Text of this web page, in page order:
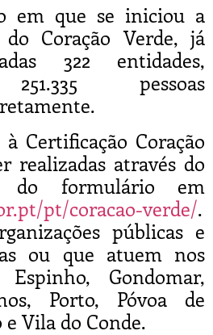
em que se iniciou a
Coração Verde, já
322 entidades,
pessoas
Certificação Coração
realizadas através do
do formulário em
pt/coracao-verde/.
públicas e
ou que atuem nos
Gondomar,
Porto, Póvoa de
Vila do Conde.